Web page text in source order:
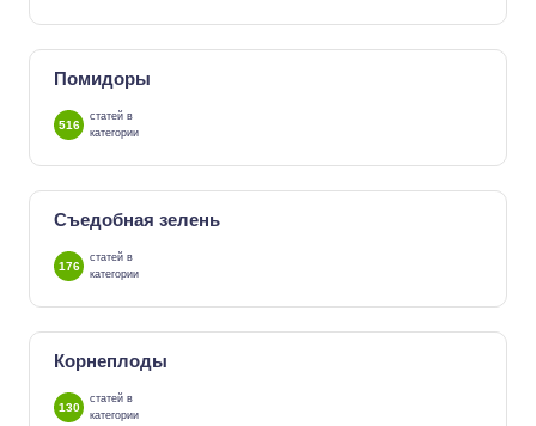
Помидоры
516
статей в
категории
Съедобная зелень
176
статей в
категории
Корнеплоды
130
статей в
категории